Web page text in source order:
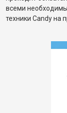
всеми
техники Candy на